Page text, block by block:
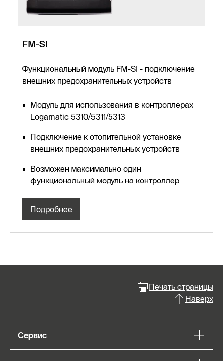
FM-SI
Функциональный модуль FM-SI - подключение
внешних предохранительных устройств
Модуль для использования в контроллерах
Logamatic 5310/5311/5313
Подключение к отопительной установке
внешних предохранительных устройств
Возможен максимально один
функциональный модуль на контроллер
Подробнее
Печать страницы
Наверх
Сервис